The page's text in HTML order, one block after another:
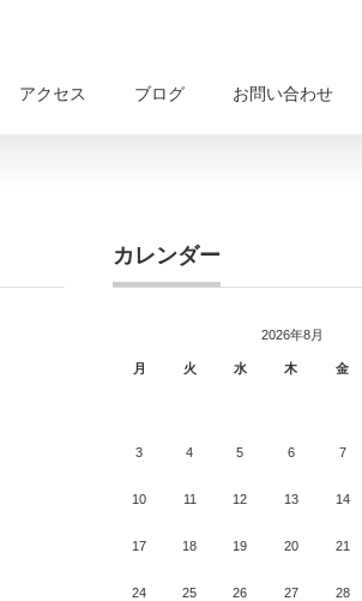
アクセス ブログ お問い合わせ
カレンダー
2026年8月
月 火 水 木 金
3 4 5 6 7
10 11 12 13 14
17 18 19 20 21
24 25 26 27 28